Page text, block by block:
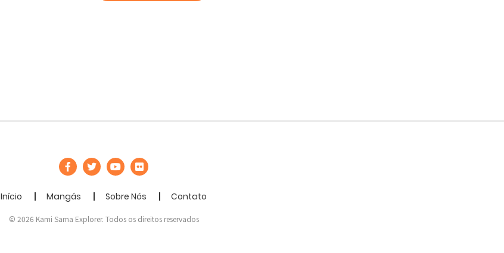
Início Mangás Sobre Nós Contato
© 2026 Kami Sama Explorer. Todos os direitos reservados